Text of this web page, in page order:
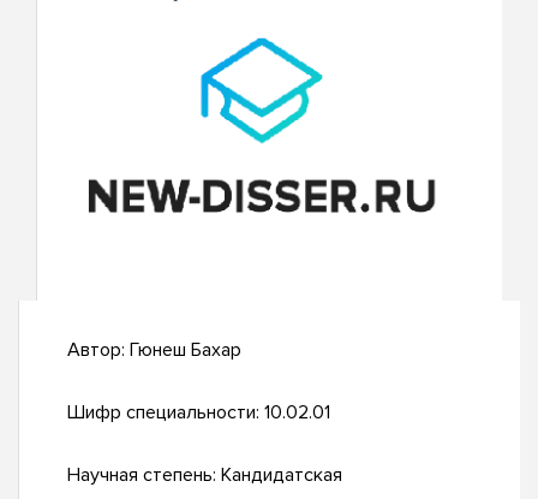
Автор: Гюнеш Бахар
Шифр специальности: 10.02.01
Научная степень: Кандидатская